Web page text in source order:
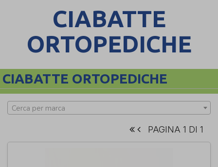
CIABATTE
ORTOPEDICHE
CIABATTE ORTOPEDICHE
Cerca per marca
PAGINA 1 DI 1